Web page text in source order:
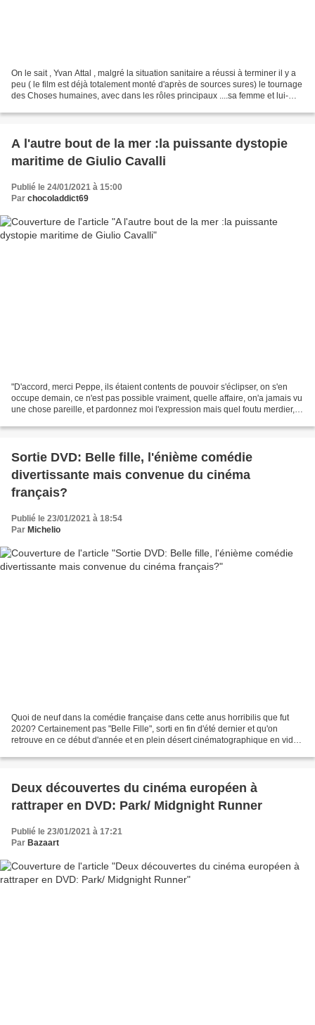
On le sait , Yvan Attal , malgré la situation sanitaire a réussi à terminer il y a
peu ( le film est déjà totalement monté d'après de sources sures) le tournage
des Choses humaines, avec dans les rôles principaux ....sa femme et lui-
A l'autre bout de la mer :la puissante dystopie
maritime de Giulio Cavalli
Publié le 24/01/2021 à 15:00
Par chocoladdict69
"D'accord, merci Peppe, ils étaient contents de pouvoir s'éclipser, on s'en
occupe demain, ce n'est pas possible vraiment, quelle affaire, on'a jamais vu
une chose pareille, et pardonnez moi l'expression mais quel foutu merdier,
Sortie DVD: Belle fille, l'énième comédie
divertissante mais convenue du cinéma
français?
Publié le 23/01/2021 à 18:54
Par Michelio
Quoi de neuf dans la comédie française dans cette anus horribilis que fut
2020? Certainement pas "Belle Fille", sorti en fin d'été dernier et qu'on
retrouve en ce début d'année et en plein désert cinématographique en vidéo
Deux découvertes du cinéma européen à
rattraper en DVD: Park/ Midgnight Runner
Publié le 23/01/2021 à 17:21
Par Bazaart